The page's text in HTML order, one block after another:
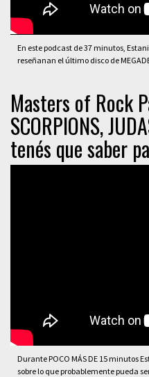
En este podcast de 37 minutos,
reseñanan el último disco de
Masters of Rock
SCORPIONS,
tenés que saber
Durante POCO MÁS DE 15 minutos
sobre lo que probablemente pueda